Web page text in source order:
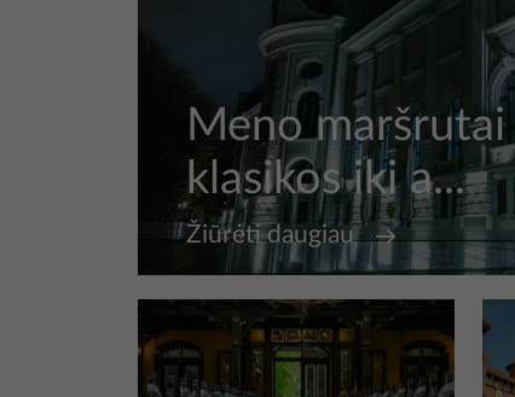
Meno
klasikos iki a...
Žiūrėti daugiau